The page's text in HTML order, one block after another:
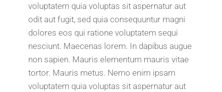
voluptatem quia voluptas sit aspernatur aut
odit aut fugit, sed quia consequuntur magni
dolores eos qui ratione voluptatem sequi
nesciunt. Maecenas lorem. In dapibus augue
non sapien. Mauris elementum mauris vitae
tortor. Mauris metus. Nemo enim ipsam
voluptatem quia voluptas sit aspernatur aut